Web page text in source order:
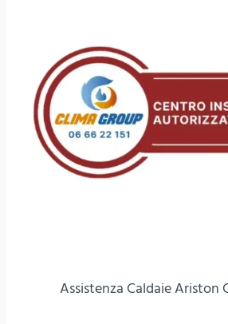
Assistenza Caldaie Ariston